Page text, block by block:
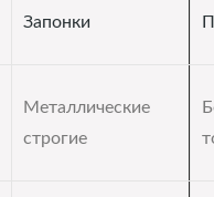
Запонки
Металлические
строгие